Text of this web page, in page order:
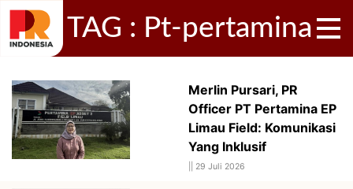
TAG : Pt-pertamina
Merlin Pursari, PR
Officer PT Pertamina EP
Limau Field: Komunikasi
Yang Inklusif
29 Juli 2026